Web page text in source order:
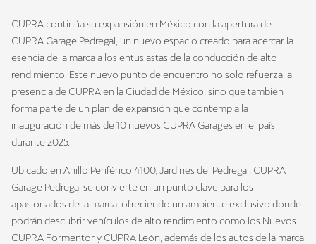
CUPRA continúa su expansión en México con la apertura de
CUPRA Garage Pedregal, un nuevo espacio creado para acercar la
esencia de la marca a los entusiastas de la conducción de alto
rendimiento. Este nuevo punto de encuentro no solo refuerza la
presencia de CUPRA en la Ciudad de México, sino que también
forma parte de un plan de expansión que contempla la
inauguración de más de 10 nuevos CUPRA Garages en el país
durante 2025.
Ubicado en Anillo Periférico 4100, Jardines del Pedregal, CUPRA
Garage Pedregal se convierte en un punto clave para los
apasionados de la marca, ofreciendo un ambiente exclusivo donde
podrán descubrir vehículos de alto rendimiento como los Nuevos
CUPRA Formentor y CUPRA León, además de los autos de la marca